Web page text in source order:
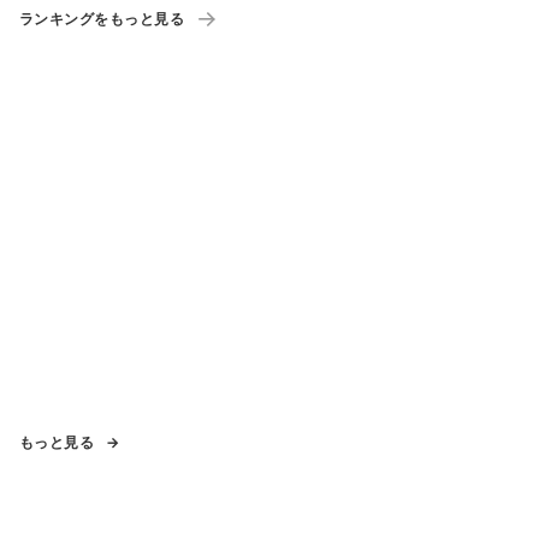
ランキングをもっと見る
もっと見る